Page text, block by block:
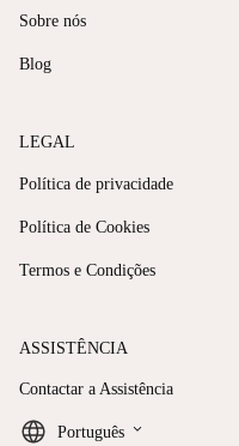
Sobre nós
Blog
LEGAL
Política de privacidade
Política de Cookies
Termos e Condições
ASSISTÊNCIA
Contactar a Assistência
Português keyboard_arrow_down